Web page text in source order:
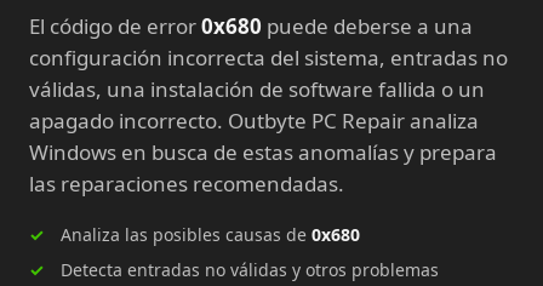
El código de error0x680 puede deberse a una
configuración incorrecta del sistema, entradas no
válidas, una instalación de software fallida o un
apagado incorrecto. Outbyte PC Repair analiza
Windows en busca de estas anomalías y prepara
las reparaciones recomendadas.
Analiza las posibles causas de 0x680
Detecta entradas no válidas y otros problemas